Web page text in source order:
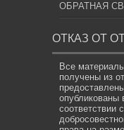
ОБРАТНАЯ
ОТКАЗ ОТ
Все
получены из
опубликованы
соответствии